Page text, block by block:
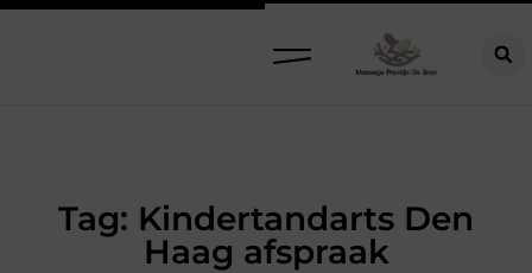
Tag: Kindertandarts Den
Haag afspraak